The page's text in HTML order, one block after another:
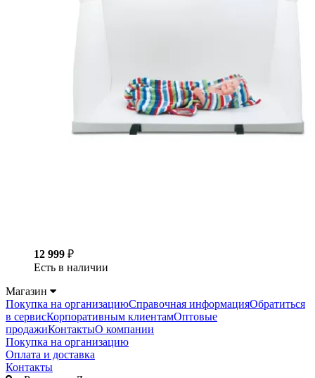
12 999 ₽
Есть в наличии
Магазин
Покупка на организациюСправочная информацияОбратиться
в сервисКорпоративным клиентамОптовые
продажиКонтактыО компании
Покупка на организацию
Оплата и доставка
Контакты